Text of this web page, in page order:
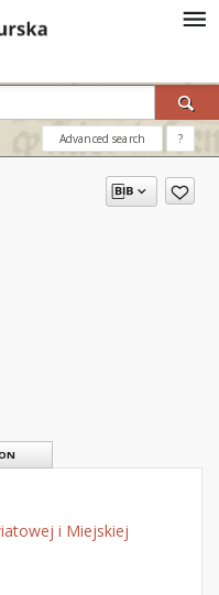
Advanced search ?
i Miejskiej